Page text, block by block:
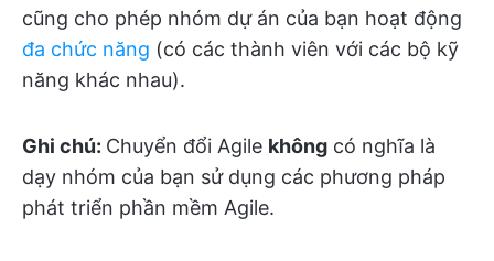
cũng cho phép nhóm dự án của bạn hoạt động
đa chức năng (có các thành viên với các bộ kỹ
năng khác nhau).
Ghi chú: Chuyển đổi Agile không có nghĩa là
dạy nhóm của bạn sử dụng các phương pháp
phát triển phần mềm Agile.